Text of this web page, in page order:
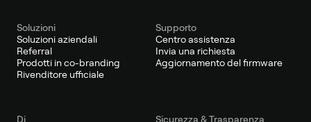
Soluzioni
Soluzioni aziendali
Referral
Prodotti in co-branding
Rivenditore ufficiale
Supporto
Centro assistenza
Invia una richiesta
Aggiornamento del firmware
Di
Sicurezza & Trasparenza